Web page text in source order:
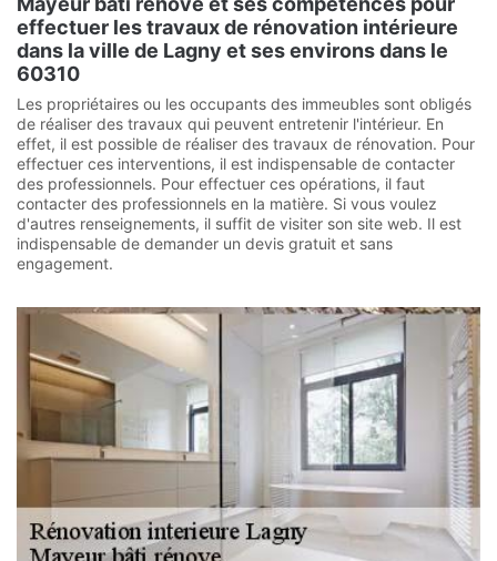
effectuer les travaux de rénovation intérieure
dans la ville de Lagny et ses environs dans le
60310
Les propriétaires ou les occupants des immeubles sont obligés
de réaliser des travaux qui peuvent entretenir l'intérieur. En
effet, il est possible de réaliser des travaux de rénovation. Pour
effectuer ces interventions, il est indispensable de contacter
des professionnels. Pour effectuer ces opérations, il faut
contacter des professionnels en la matière. Si vous voulez
d'autres renseignements, il suffit de visiter son site web. Il est
indispensable de demander un devis gratuit et sans
engagement.